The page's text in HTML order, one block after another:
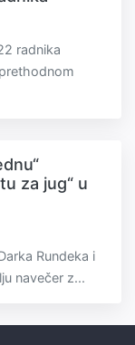
radnika
za jug“ u
Rundeka i
navečer z...